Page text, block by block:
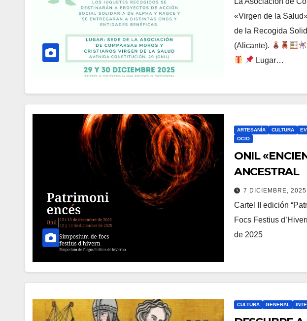
«Virgen de la
de la Recogida
(Alicante).
Lugar…
ARTESANÍA CULTURA
OCIO
ONIL
ANCESTRAL
7 DICIEMBRE, 2025
Cartel II edición
Focs Festius
de 2025
CULTURA GENERAL